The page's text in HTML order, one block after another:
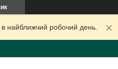
найближчий робочий день.